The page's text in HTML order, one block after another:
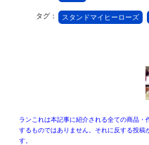
タグ： スタンドマイヒーローズ
ランこれは本記事に紹介される全ての商品
するものではありません。それに反する投稿
す。